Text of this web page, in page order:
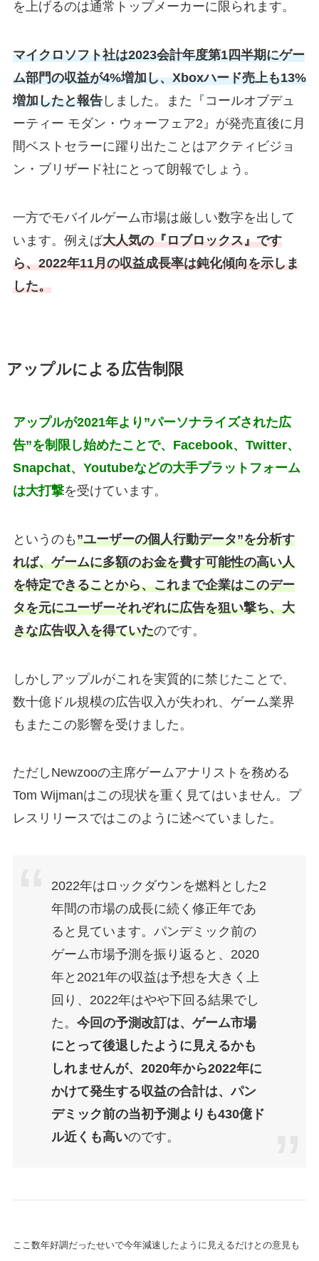
を上げるのは通常トップメーカーに限られます。
マイクロソフト社は2023会計年度第1四半期にゲー
ム部門の収益が4%増加し、Xboxハード売上も13%
増加したと報告しました。また『コールオブデュ
ーティー モダン・ウォーフェア2』が発売直後に月
間ベストセラーに躍り出たことはアクティビジョ
ン・ブリザード社にとって朗報でしょう。
一方でモバイルゲーム市場は厳しい数字を出して
います。例えば大人気の『ロブロックス』です
ら、2022年11月の収益成長率は鈍化傾向を示しま
した。
アップルによる広告制限
アップルが2021年より”パーソナライズされた広
告”を制限し始めたことで、Facebook、Twitter、
Snapchat、Youtubeなどの大手プラットフォーム
は大打撃を受けています。
というのも”ユーザーの個人行動データ”を分析す
れば、ゲームに多額のお金を費す可能性の高い人
を特定できることから、これまで企業はこのデー
タを元にユーザーそれぞれに広告を狙い撃ち、大
きな広告収入を得ていたのです。
しかしアップルがこれを実質的に禁じたことで、
数十億ドル規模の広告収入が失われ、ゲーム業界
もまたこの影響を受けました。
ただしNewzooの主席ゲームアナリストを務める
Tom Wijmanはこの現状を重く見てはいません。プ
レスリリースではこのように述べていました。
2022年はロックダウンを燃料とした2
年間の市場の成長に続く修正年であ
ると見ています。パンデミック前の
ゲーム市場予測を振り返ると、2020
年と2021年の収益は予想を大きく上
回り、2022年はやや下回る結果でし
た。 今回の予測改訂は、ゲーム市場
にとって後退したように見えるかも
しれませんが、2020年から2022年に
かけて発生する収益の合計は、パン
デミック前の当初予測よりも430億ド
ル近くも高いのです。
ここ数年好調だったせいで今年減速したように見えるだけとの意見も